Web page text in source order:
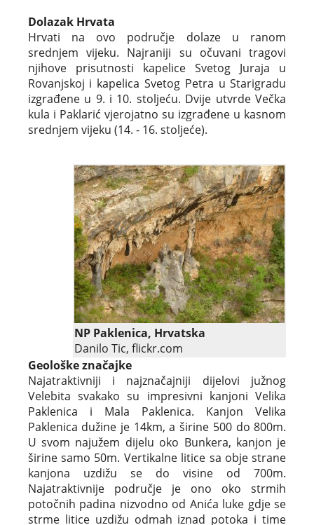
Dolazak Hrvata
Hrvati na ovo područje dolaze u ranom
srednjem vijeku. Najraniji su očuvani tragovi
njihove prisutnosti kapelice Svetog Juraja u
Rovanjskoj i kapelica Svetog Petra u Starigradu
izgrađene u 9. i 10. stoljeću. Dvije utvrde Večka
kula i Paklarić vjerojatno su izgrađene u kasnom
srednjem vijeku (14. - 16. stoljeće).
NP Paklenica, Hrvatska
Danilo Tic, flickr.com
Geološke značajke
Najatraktivniji i najznačajniji dijelovi južnog
Velebita svakako su impresivni kanjoni Velika
Paklenica i Mala Paklenica. Kanjon Velika
Paklenica dužine je 14km, a širine 500 do 800m.
U svom najužem dijelu oko Bunkera, kanjon je
širine samo 50m. Vertikalne litice sa obje strane
kanjona uzdižu se do visine od 700m.
Najatraktivnije područje je ono oko strmih
potočnih padina nizvodno od Anića luke gdje se
strme litice uzdižu odmah iznad potoka i time